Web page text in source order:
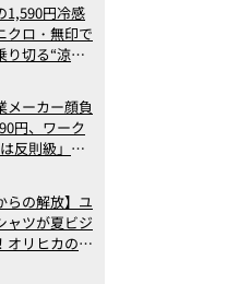
1,590円冷感
クロ・無印で
り切る“涼感
メーカー顔負
円、ワーク
反則級」凄
月版）
らの解放】ユ
ャツが夏ビジ
オリヒカの透